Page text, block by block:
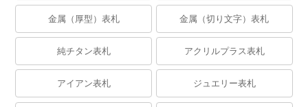
金属（厚型）表札 金属（切り文字）表札
純チタン表札 アクリルプラス表札
アイアン表札 ジュエリー表札